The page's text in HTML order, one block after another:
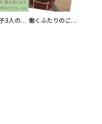
働き女子3人のおうち晩酌 働くふたりのごほうび飯